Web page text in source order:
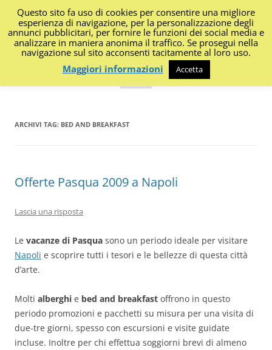
I Diari di Portanapoli
Impressioni, sapori, colori dalla regione
Vai
ARCHIVI TAG: BED AND BREAKFAST
Offerte Pasqua 2009 a Napoli
Lascia una risposta
Le vacanze di Pasqua sono un periodo ideale per visitare
Napoli e scoprire tutti i tesori e le bellezze di questa città
d’arte.
Molti alberghi e bed and breakfast offrono in questo
periodo promozioni e pacchetti su misura per una visita di
due-tre giorni, spesso con escursioni e visite guidate
incluse. Inoltre per chi effettua soggiorni brevi di almeno
Questo sito fa uso di cookies per consentire una migliore
esperienza di navigazione, per la personalizzazione degli
annunci pubblicitari, per fornire le funzioni dei social media e
analizzare in maniera anonima il traffico. Se prosegui nella
navigazione sul sito acconsenti tacitamente al loro uso.
Maggiori informazioni
Accetta